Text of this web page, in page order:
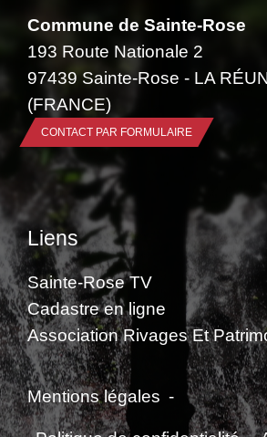
Commune de Sainte-Rose
193 Route Nationale 2
97439 Sainte-Rose - LA
(FRANCE)
CONTACT PAR FORMULAIRE
Liens
Sainte-Rose TV
Cadastre en ligne
Association Rivages Et
Mentions légales -